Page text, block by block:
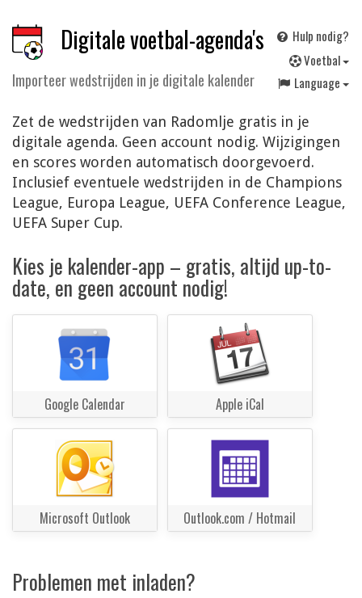
Digitale voetbal-agenda's
Importeer wedstrijden in je digitale kalender
Hulp nodig?
Voetbal
Language
Zet de wedstrijden van Radomlje gratis in je
digitale agenda. Geen account nodig. Wijzigingen
en scores worden automatisch doorgevoerd.
Inclusief eventuele wedstrijden in de Champions
League, Europa League, UEFA Conference League,
UEFA Super Cup.
Kies je kalender-app – gratis, altijd up-to-
date, en geen account nodig!
Google Calendar Apple iCal
Microsoft Outlook Outlook.com / Hotmail
Problemen met inladen?